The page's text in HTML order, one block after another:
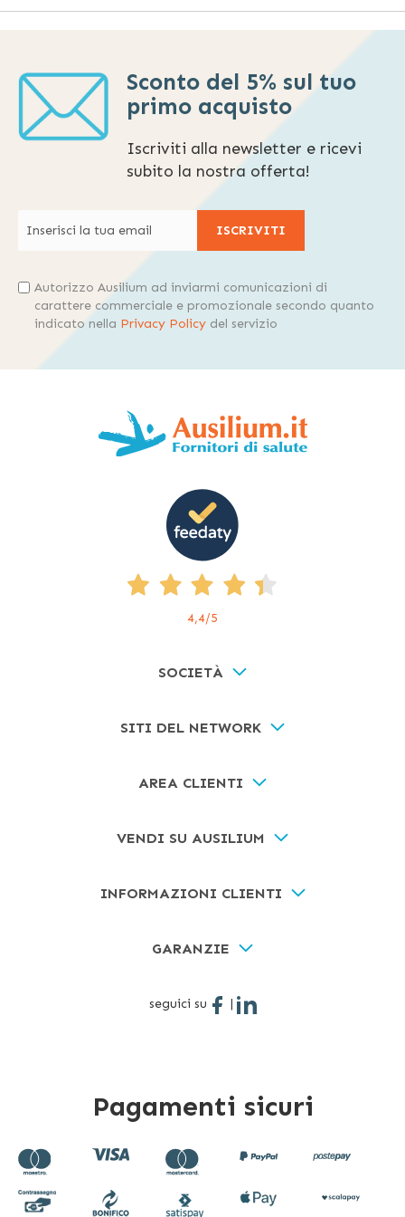
pagina
Sconto del 5% sul tuo
primo acquisto
Iscriviti alla newsletter e ricevi
subito la nostra offerta!
ISCRIVITI
Autorizzo Ausilium ad inviarmi comunicazioni di
carattere commerciale e promozionale secondo quanto
indicato nella Privacy Policy del servizio
4,4/5
SOCIETÀ
SITI DEL NETWORK
AREA CLIENTI
VENDI SU AUSILIUM
INFORMAZIONI CLIENTI
GARANZIE
seguici su |
Pagamenti sicuri